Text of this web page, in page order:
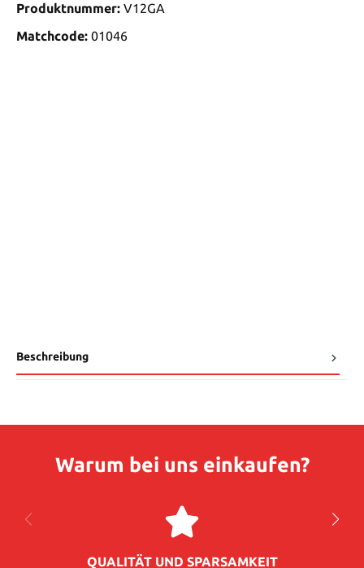
Produktnummer: V12GA
Matchcode: 01046
Beschreibung
Warum bei uns einkaufen?
QUALITÄT UND SPARSAMKEIT